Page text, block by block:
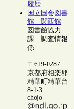
履歴
国立国会図書
館 関西館
図書館協力
課 調査情報
係
〒619-0287
京都府相楽郡
精華町精華台
8-1-3
chojo